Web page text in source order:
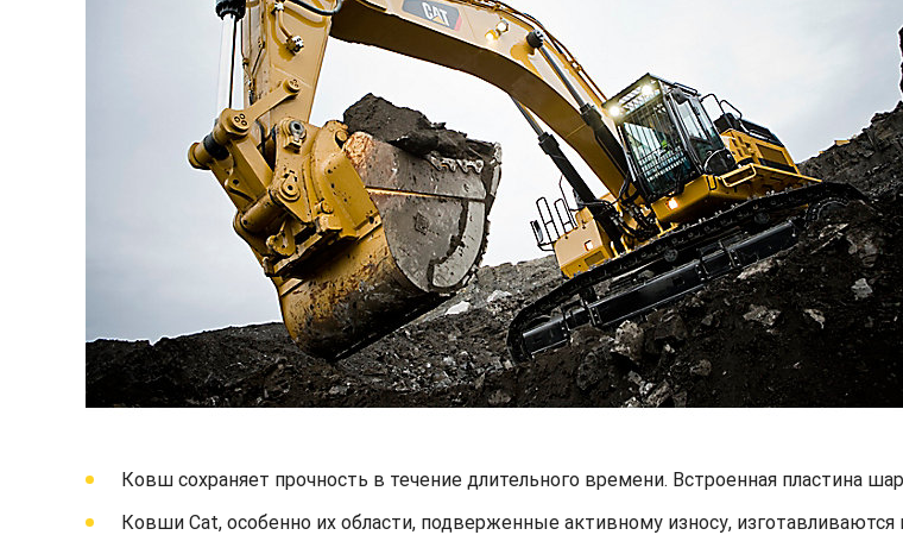
Ковш сохраняет прочность в течение длительного времени. Встроенная пластина
Ковши Cat, особенно их области, подверженные активному износу, изготавливаются